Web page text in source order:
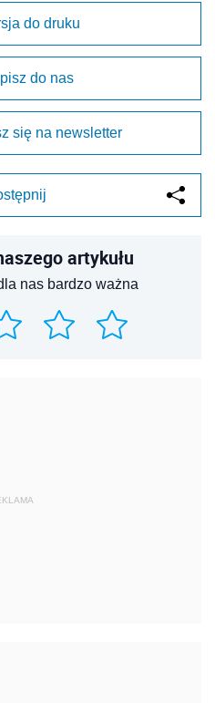
do druku
do nas
się na newsletter
artykułu
nas bardzo ważna